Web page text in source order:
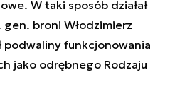
W taki sposób działał
gen. broni Włodzimierz
podwaliny funkcjonowania
jako odrębnego Rodzaju